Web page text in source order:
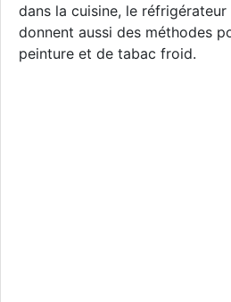
dans la cuisine, le
donnent aussi des méthodes
peinture et de tabac froid.